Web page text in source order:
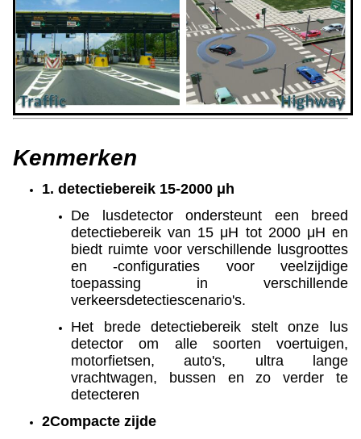
Kenmerken
1. detectiebereik 15-2000 μh
De lusdetector ondersteunt een breed
detectiebereik van 15 μH tot 2000 μH en
biedt ruimte voor verschillende lusgroottes
en -configuraties voor veelzijdige
toepassing in verschillende
verkeersdetectiescenario's.
Het brede detectiebereik stelt onze lus
detector om alle soorten voertuigen,
motorfietsen, auto's, ultra lange
vrachtwagen, bussen en zo verder te
detecteren
2Compacte zijde